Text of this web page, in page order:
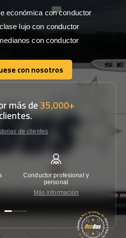
económica con conductor
lujo con conductor
con conductor
con nosotros
con nosotros
más de35,000+
de clientes
Conductor profesional y
personal
Más información